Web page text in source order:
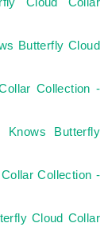
Butterfly Cloud
Collection -
Knows Butterfly
Collection -
Cloud Collar